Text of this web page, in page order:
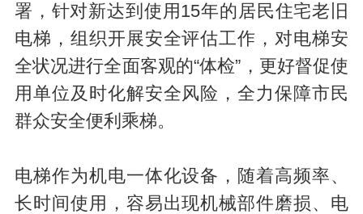
署，针对新达到使用15年的居民住宅老旧
电梯，组织开展安全评估工作，对电梯安
全状况进行全面客观的“体检”，更好督促使
用单位及时化解安全风险，全力保障市民
群众安全便利乘梯。
电梯作为机电一体化设备，随着高频率、
长时间使用，容易出现机械部件磨损、电